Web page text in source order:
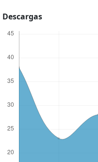
Descargas